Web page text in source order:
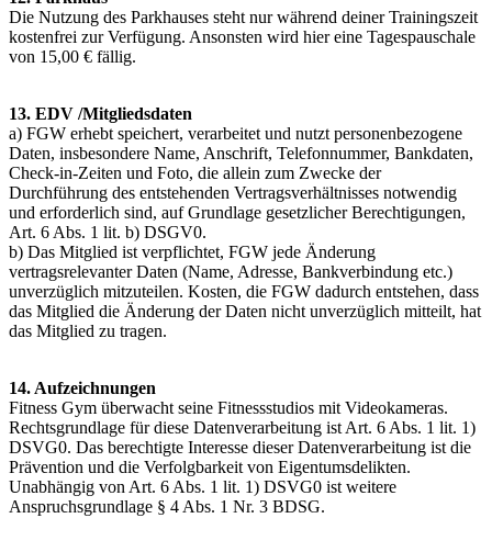
Die Nutzung des Parkhauses steht nur während deiner Trainingszeit
kostenfrei zur Verfügung. Ansonsten wird hier eine Tagespauschale
von 15,00 € fällig.
13. EDV /Mitgliedsdaten
a) FGW erhebt speichert, verarbeitet und nutzt personenbezogene
Daten, insbesondere Name, Anschrift, Telefonnummer, Bankdaten,
Check-in-Zeiten und Foto, die allein zum Zwecke der
Durchführung des entstehenden Vertragsverhältnisses notwendig
und erforderlich sind, auf Grundlage gesetzlicher Berechtigungen,
Art. 6 Abs. 1 lit. b) DSGV0.
b) Das Mitglied ist verpflichtet, FGW jede Änderung
vertragsrelevanter Daten (Name, Adresse, Bankverbindung etc.)
unverzüglich mitzuteilen. Kosten, die FGW dadurch entstehen, dass
das Mitglied die Änderung der Daten nicht unverzüglich mitteilt, hat
das Mitglied zu tragen.
14. Aufzeichnungen
Fitness Gym überwacht seine Fitnessstudios mit Videokameras.
Rechtsgrundlage für diese Datenverarbeitung ist Art. 6 Abs. 1 lit. 1)
DSVG0. Das berechtigte Interesse dieser Datenverarbeitung ist die
Prävention und die Verfolgbarkeit von Eigentumsdelikten.
Unabhängig von Art. 6 Abs. 1 lit. 1) DSVG0 ist weitere
Anspruchsgrundlage § 4 Abs. 1 Nr. 3 BDSG.